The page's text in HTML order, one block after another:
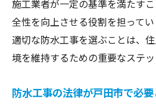
戸田市における防水工
防水工事が住環境に与
戸田市での防水工事義務に
実際の施行例
防水工事義務の具体的
施工業者が一定の基準を満たす
全性を向上させる役割を担ってい
適切な防水工事を選ぶことは、
境を維持するための重要なステッ
防水工事の法律が戸田市で必